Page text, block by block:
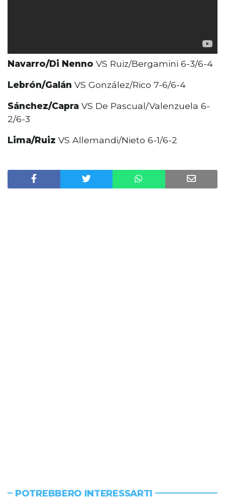
Navarro/Di Nenno VS Ruiz/Bergamini 6-3/6-4
Lebrón/Galán VS González/Rico 7-6/6-4
Sánchez/Capra VS De Pascual/Valenzuela 6-
2/6-3
Lima/Ruiz VS Allemandi/Nieto 6-1/6-2
POTREBBERO INTERESSARTI